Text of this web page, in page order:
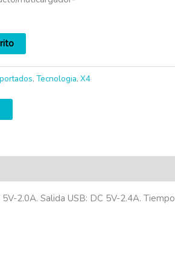
, Tecnologia, X4
2.0A. Salida USB: DC 5V-2.4A. Tiempo